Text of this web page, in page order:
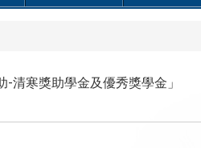
清寒獎助學金及優秀獎學金」